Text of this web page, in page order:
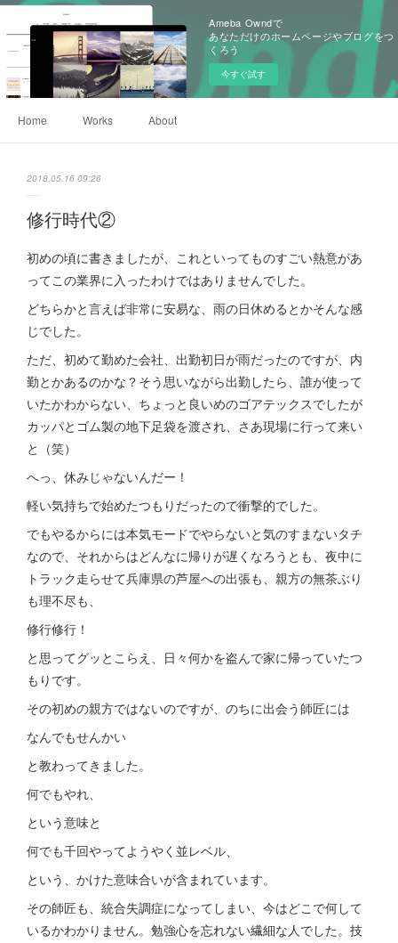
Ameba Owndで
あなただけのホームページやブログをつ
くろう
今すぐ試す
Home Works About
2018.05.16 09:26
修行時代②
初めの頃に書きましたが、これといってものすごい熱意があ
ってこの業界に入ったわけではありませんでした。
どちらかと言えば非常に安易な、雨の日休めるとかそんな感
じでした。
ただ、初めて勤めた会社、出勤初日が雨だったのですが、内
勤とかあるのかな？そう思いながら出勤したら、誰が使って
いたかわからない、ちょっと良いめのゴアテックスでしたが
カッパとゴム製の地下足袋を渡され、さあ現場に行って来い
と（笑）
へっ、休みじゃないんだー！
軽い気持ちで始めたつもりだったので衝撃的でした。
でもやるからには本気モードでやらないと気のすまないタチ
なので、それからはどんなに帰りが遅くなろうとも、夜中に
トラック走らせて兵庫県の芦屋への出張も、親方の無茶ぶり
も理不尽も、
修行修行！
と思ってグッとこらえ、日々何かを盗んで家に帰っていたつ
もりです。
その初めの親方ではないのですが、のちに出会う師匠には
なんでもせんかい
と教わってきました。
何でもやれ、
という意味と
何でも千回やってようやく並レベル、
という、かけた意味合いが含まれています。
その師匠も、統合失調症になってしまい、今はどこで何して
いるかわかりません。勉強心を忘れない繊細な人でした。技